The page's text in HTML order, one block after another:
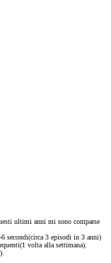
ultimi anni mi sono comparse
secondi(circa 3 episodi in 3 anni)
volta alla settimana).